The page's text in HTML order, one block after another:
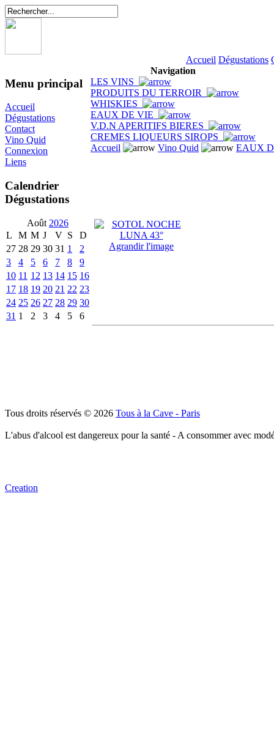
Accueil Dégustations
Menu principal
Accueil
Dégustations
Contact
Vino Quid
Connexion
Liens
Calendrier
Dégustations
Août 2026
L
M M J V S
D
27 28 29 30 31 1
2
3
4 5 6 7 8
9
10 11 12 13 14 15 16
17 18 19 20 21 22 23
24 25 26 27 28 29 30
31 1 2 3 4 5 6
Navigation
LES VINS
PRODUITS DU TERROIR
WHISKIES
EAUX DE VIE
V.D.N APERITIFS BIERES
CREMES LIQUEURS SIROPS
Accueil
Vino Quid EAUX
Agrandir l'image
Tous droits réservés © 2026 Tous à la Cave - Paris
L'abus d'alcool est dangereux pour la santé - A consommer avec
Creation